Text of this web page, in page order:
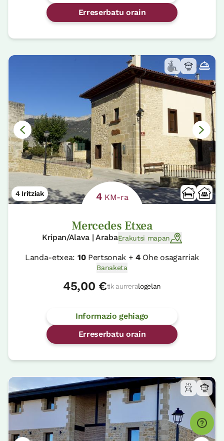
Erreserbatu orain
4 Iritziak 4 KM-ra
Mercedes Etxea
Kripan/Alava | ArabaErakutsi mapan
Landa-etxea: 10Pertsonak +4Ohe osagarriak
Banaketa
45,00 €tik aurreralogelan
Informazio gehiago
Erreserbatu orain